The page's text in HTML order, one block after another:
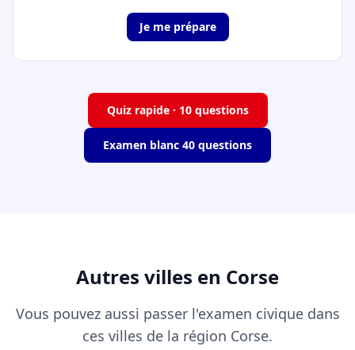
Je me prépare
Quiz rapide · 10 questions
Examen blanc 40 questions
Autres villes en Corse
Vous pouvez aussi passer l'examen civique dans
ces villes de la région Corse.